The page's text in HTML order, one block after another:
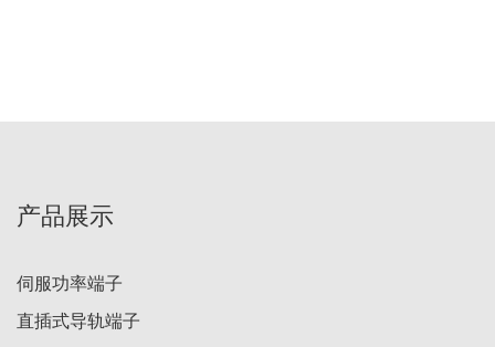
产品展示
伺服功率端子
直插式导轨端子